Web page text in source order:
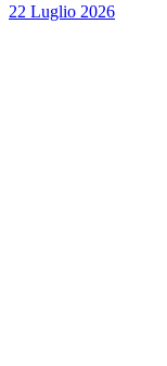
22 Luglio 2026